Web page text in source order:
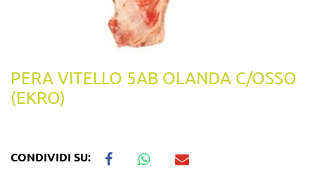
PERA VITELLO 5AB OLANDA C/OSSO
(EKRO)
CONDIVIDI SU: